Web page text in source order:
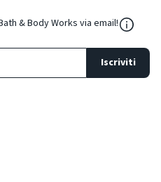
& Body Works via email!
Iscriviti